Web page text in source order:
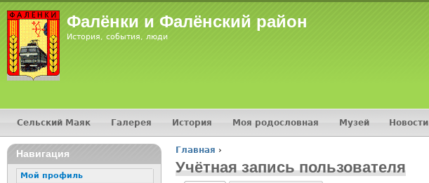
Фалёнки и Фалёнский район
История, события, люди
Вы здесь
Главная ›
Учётная запись пользователя
Главное меню
Сельский Маяк Галерея История Моя родословная Музей Новости
Навигация
Мой профиль